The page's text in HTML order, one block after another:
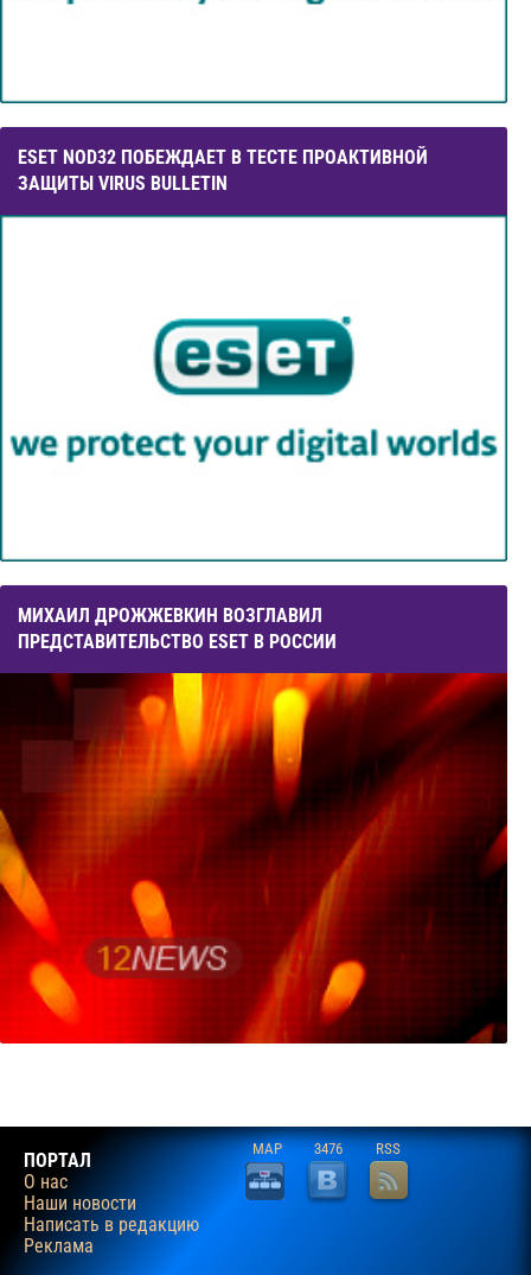
ESET NOD32 ПОБЕЖДАЕТ В ТЕСТЕ ПРОАКТИВНОЙ
ЗАЩИТЫ VIRUS BULLETIN
МИХАИЛ ДРОЖЖЕВКИН ВОЗГЛАВИЛ
ПРЕДСТАВИТЕЛЬСТВО ESET В РОССИИ
ПОРТАЛ
О нас
Наши новости
Написать в редакцию
Реклама
MAP 3476 RSS